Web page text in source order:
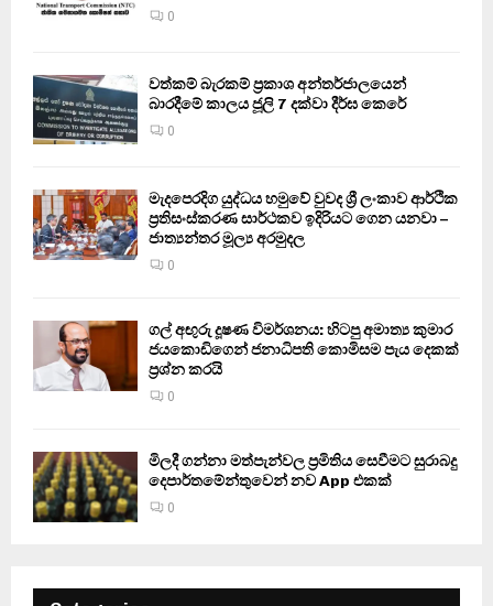
0
වත්කම් බැරකම් ප්‍රකාශ අන්තර්ජාලයෙන්
බාරදීමේ කාලය ජූලි 7 දක්වා දීර්ඝ කෙරේ
0
මැදපෙරදිග යුද්ධය හමුවේ වුවද ශ්‍රී ලංකාව ආර්ථික
ප්‍රතිසංස්කරණ සාර්ථකව ඉදිරියට ගෙන යනවා –
ජාත්‍යන්තර මූල්‍ය අරමුදල
0
ගල් අඟුරු දූෂණ විමර්ශනය: හිටපු අමාත්‍ය කුමාර
ජයකොඩිගෙන් ජනාධිපති කොමිසම පැය දෙකක්
ප්‍රශ්න කරයි
0
මිලදී ගන්නා මත්පැන්වල ප්‍රමිතිය සෙවීමට සුරාබදු
දෙපාර්තමේන්තුවෙන් නව App එකක්
0